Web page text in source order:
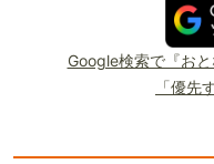
Google検索で『お
「優先